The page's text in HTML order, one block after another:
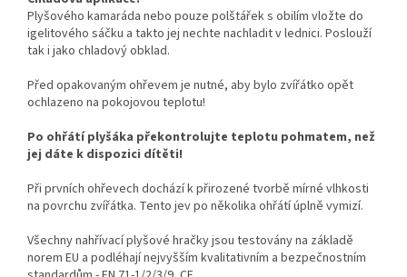
Plyšového kamaráda nebo pouze polštářek s obilím vložte do
igelitového sáčku a takto jej nechte nachladit v lednici. Poslouží
tak i jako chladový obklad.
Před opakovaným ohřevem je nutné, aby bylo zvířátko opět
ochlazeno na pokojovou teplotu!
Po ohřátí plyšáka překontrolujte teplotu pohmatem, než
jej dáte k dispozici dítěti!
Při prvních ohřevech dochází k přirozené tvorbě mírné vlhkosti
na povrchu zvířátka. Tento jev po několika ohřátí úplně vymizí.
Všechny nahřívací plyšové hračky jsou testovány na základě
norem EU a podléhají nejvyšším kvalitativním a bezpečnostním